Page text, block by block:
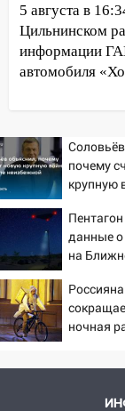
садах 79-
10:26 На
временно
В
отправили
09:52
соседними
областью
09:41
Бога в СИЗО
09:35
В
будут
млн рублей
08:22
5 августа в
Цильнинском
информации
автомобиля
почему
крупную
данные
на
ночная